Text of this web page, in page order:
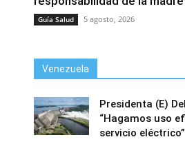
Guía Salud 5 agosto, 2026
Venezuela
Presidenta (E)
“Hagamos uso
servicio eléctrico”